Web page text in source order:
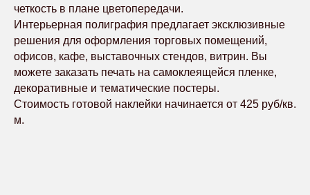
четкость в плане цветопередачи.
Интерьерная полиграфия предлагает эксклюзивные
решения для оформления торговых помещений,
офисов, кафе, выставочных стендов, витрин. Вы
можете заказать печать на самоклеящейся пленке,
декоративные и тематические постеры.
Стоимость готовой наклейки начинается от 425 руб/кв.
м.